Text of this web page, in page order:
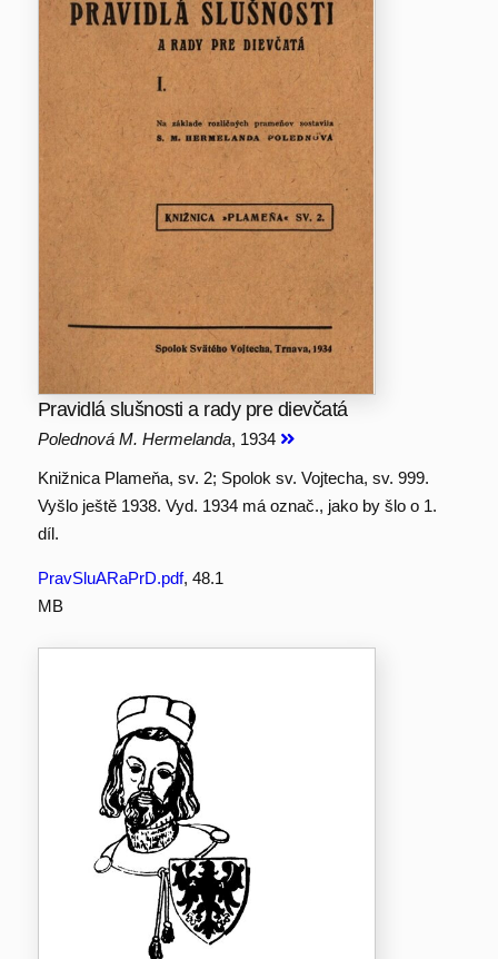
Pravidlá slušnosti a rady pre dievčatá
Polednová M. Hermelanda, 1934
Knižnica Plameňa, sv. 2; Spolok sv. Vojtecha, sv. 999.
Vyšlo ještě 1938. Vyd. 1934 má označ., jako by šlo o 1.
díl.
PravSluARaPrD.pdf, 48.1
MB